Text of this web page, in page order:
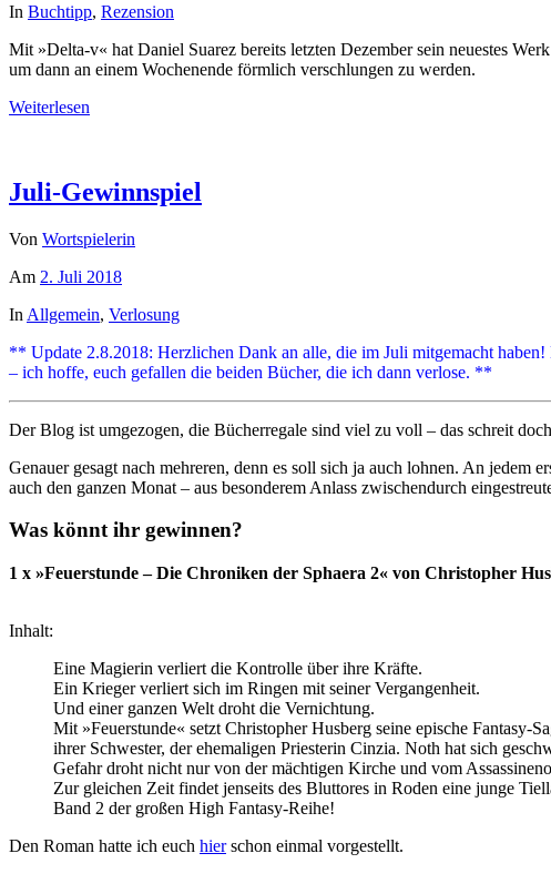
In Buchtipp, Rezension
Mit »Delta-v« hat Daniel Suarez bereits letzten Dezember sein neuestes
um dann an einem Wochenende förmlich verschlungen zu werden.
Weiterlesen
Juli-Gewinnspiel
Von Wortspielerin
Am 2. Juli 2018
In Allgemein, Verlosung
** Update 2.8.2018: Herzlichen Dank an alle, die im Juli mitgemacht
– ich hoffe, euch gefallen die beiden Bücher, die ich dann verlose. **
Der Blog ist umgezogen, die Bücherregale sind viel zu voll – das schreit
Genauer gesagt nach mehreren, denn es soll sich ja auch lohnen. An
auch den ganzen Monat – aus besonderem Anlass zwischendurch
Was könnt ihr gewinnen?
1 x »Feuerstunde – Die Chroniken der Sphaera 2« von Christopher
Inhalt:
Eine Magierin verliert die Kontrolle über ihre Kräfte.
Ein Krieger verliert sich im Ringen mit seiner Vergangenheit.
Und einer ganzen Welt droht die Vernichtung.
Mit »Feuerstunde« setzt Christopher Husberg seine epische Fantasy-
ihrer Schwester, der ehemaligen Priesterin Cinzia. Noth hat sich
Gefahr droht nicht nur von der mächtigen Kirche und vom
Zur gleichen Zeit findet jenseits des Bluttores in Roden eine junge
Band 2 der großen High Fantasy-Reihe!
Den Roman hatte ich euch hierschon einmal vorgestellt.